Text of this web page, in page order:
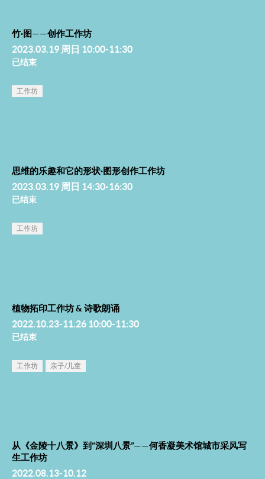
竹·图——创作工作坊
2023.03.19 周日 10:00-11:30
已结束
工作坊
思维的乐趣和它的形状·图形创作工作坊
2023.03.19 周日 14:30-16:30
已结束
工作坊
植物拓印工作坊 & 诗歌朗诵
2022.10.23-11.26 10:00-11:30
已结束
工作坊 亲子/儿童
从《金陵十八景》到“深圳八景”——何香凝美术馆城市采风写
生工作坊
2022.08.13-10.12